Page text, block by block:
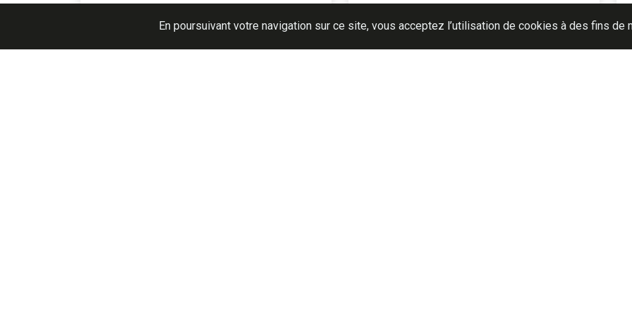
En poursuivant votre navigation sur ce site, vous acceptez l’utilisation de cookies à des fins de
Réf. ARTN